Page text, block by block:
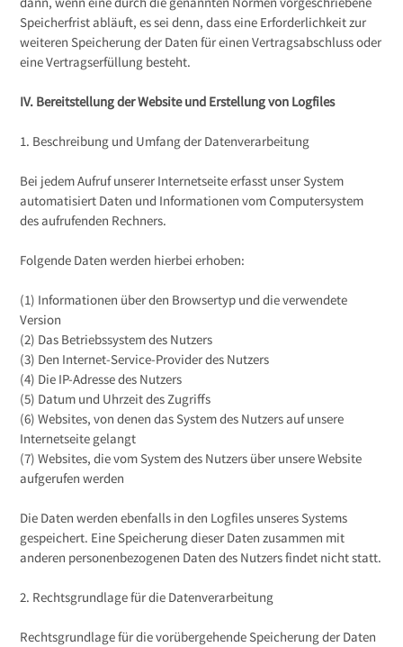
Speicherfrist abläuft, es sei denn, dass eine Erforderlichkeit zur
weiteren Speicherung der Daten für einen Vertragsabschluss oder
eine Vertragserfüllung besteht.
IV. Bereitstellung der Website und Erstellung von Logfiles
1. Beschreibung und Umfang der Datenverarbeitung
Bei jedem Aufruf unserer Internetseite erfasst unser System
automatisiert Daten und Informationen vom Computersystem
des aufrufenden Rechners.
Folgende Daten werden hierbei erhoben:
(1) Informationen über den Browsertyp und die verwendete
Version
(2) Das Betriebssystem des Nutzers
(3) Den Internet-Service-Provider des Nutzers
(4) Die IP-Adresse des Nutzers
(5) Datum und Uhrzeit des Zugriffs
(6) Websites, von denen das System des Nutzers auf unsere
Internetseite gelangt
(7) Websites, die vom System des Nutzers über unsere Website
aufgerufen werden
Die Daten werden ebenfalls in den Logfiles unseres Systems
gespeichert. Eine Speicherung dieser Daten zusammen mit
anderen personenbezogenen Daten des Nutzers findet nicht statt.
2. Rechtsgrundlage für die Datenverarbeitung
Rechtsgrundlage für die vorübergehende Speicherung der Daten